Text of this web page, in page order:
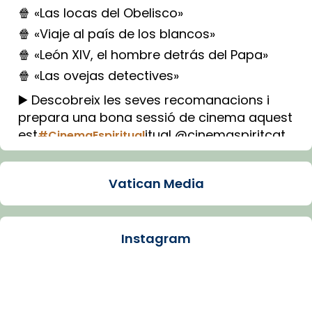
🍿 «Las locas del Obelisco»
🍿 «Viaje al país de los blancos»
🍿 «León XIV, el hombre detrás del Papa»
🍿 «Las ovejas detectives»
▶️ Descobreix les seves recomanacions i
prepara una bona sessió de cinema aquest
est#CinemaEspiritualitual @cinemaspiritcat
Imatge: Generada amb IA (OpenAI)
Arquebisbat de Barcelona
Vatican Media
Instagram